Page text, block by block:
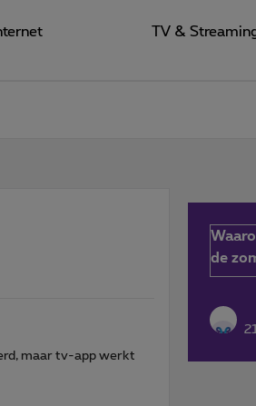
TV &
maar tv-app werkt
de